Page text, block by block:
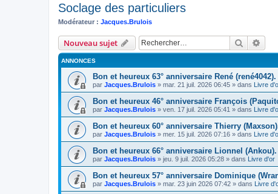
Soclage des particuliers
Modérateur : Jacques.Brulois
Nouveau sujet
ANNONCES
Bon et heureux 63° anniversaire René (rené4042).
par Jacques.Brulois » mar. 21 juil. 2026 06:45 » dans Livre
Bon et heureux 46° anniversaire François
par Jacques.Brulois » ven. 17 juil. 2026 05:41 » dans Livre
Bon et heureux 60° anniversaire Thierry
par Jacques.Brulois » mer. 15 juil. 2026 07:16 » dans Livre
Bon et heureux 66° anniversaire Lionnel (Ankou).
par Jacques.Brulois » jeu. 9 juil. 2026 05:28 » dans Livre d'or
Bon et heureux 57° anniversaire Dominique
par Jacques.Brulois » mar. 23 juin 2026 07:42 » dans Livre